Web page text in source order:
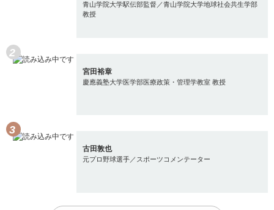
青山学院大学駅伝部監督／青山学院大学地球社会共生学部
教授
宮田裕章
慶應義塾大学医学部医療政策・管理学教室 教授
古田敦也
元プロ野球選手／スポーツコメンテーター